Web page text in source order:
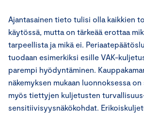
Ajantasainen tieto tulisi olla kaikkien
käytössä, mutta on tärkeää erottaa
tarpeellista ja mikä ei.
tuodaan esimerkiksi esille VAK-
parempi hyödyntäminen.
näkemyksen mukaan luonnoksessa
myös tiettyjen kuljetusten
sensitiivisyysnäkökohdat.